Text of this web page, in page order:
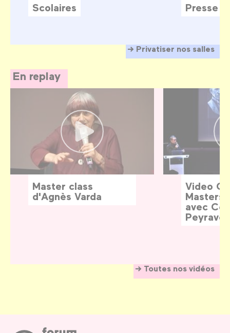
Privatiser nos salles
Scolaires Presse
En replay
Toutes nos vidéos
Master class
d'Agnès Varda
Video
avec